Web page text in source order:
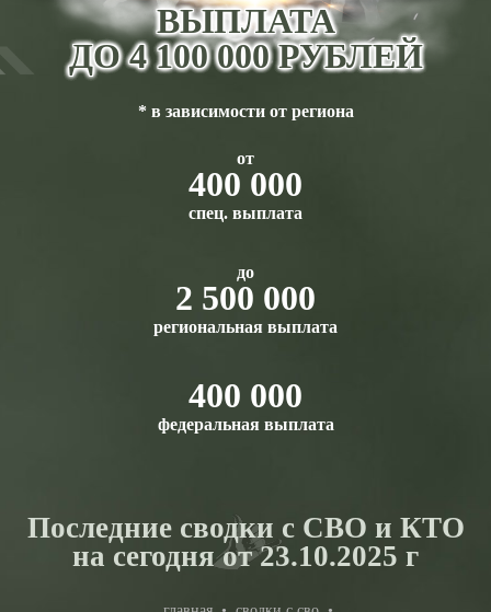
ВЫПЛАТА
ДО 4 100 000 РУБЛЕЙ
* в зависимости от региона
от
400 000
спец. выплата
до
2 500 000
региональная выплата
400 000
федеральная выплата
Последние сводки с СВО и КТО
на сегодня от 23.10.2025 г